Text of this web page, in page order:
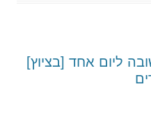
ליום אחד [בציוץ]